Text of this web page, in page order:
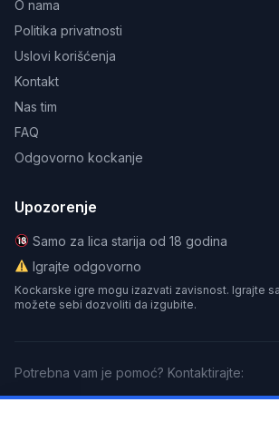
O nama
Politika privatnosti
Uslovi korišćenja
Kontakt
Nas tim
FAQ
Odgovorno kockanje
Upozorenje
Samo za lica starija od 18 godina
Igrajte odgovorno
Kockarske igre mogu izazvati zavisnost. Igrajte
možete sebi dozvoliti da izgubite.
Potrebna vam je pomoć? Kontaktirajte:
GamCareBeGambleAwareGamblers